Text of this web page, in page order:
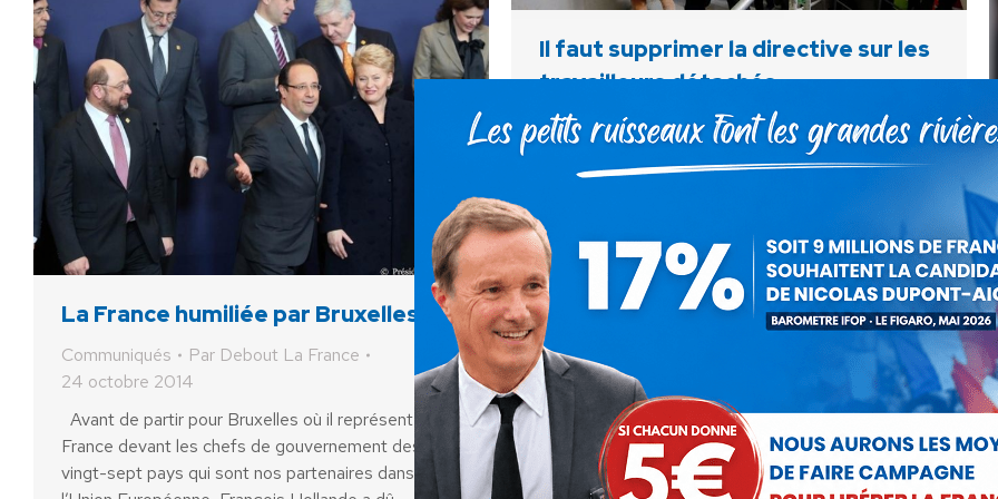
Il faut supprimer la directive sur les
travailleurs détachés
Communiqués ParDebout La France
27 octobre 2014
en découverte. En prenant connaissance l’autre jour
des dernières statistiques du chômage, le ministre
du Travail avait pris conscience de l’ampleur d’un
phénomène dont…
La France humiliée par Bruxelles
Communiqués Par Debout La France
24 octobre 2014
Avant de partir pour Bruxelles où il représentera la
France devant les chefs de gouvernement des
vingt-sept pays qui sont nos partenaires dans